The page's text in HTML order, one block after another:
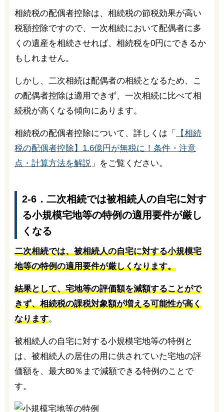
相続税の配偶者控除は、相続税の節税効果が高い
税額控除ですので、一次相続において配偶者に多
くの遺産を相続させれば、相続税を0円にできるか
もしれません。
しかし、二次相続は配偶者の相続となるため、こ
の配偶者控除は適用できず、一次相続に比べて相
続税が高くなる傾向にあります。
相続税の配偶者控除について、詳しくは「
【相続
税の配偶者控除】1.6億円が無税に！条件・注意
点・計算方法を解説 」をご覧ください。
2-6．二次相続では被相続人の自宅に対す
る小規模宅地等の特例の適用要件が厳し
くなる
二次相続では、被相続人の自宅に対する小規模宅
地等の特例の適用要件が厳しくなります。
結果として、宅地等の評価額を減額することがで
きず、相続税の課税対象額が増える可能性が高く
なります。
被相続人の自宅に対する小規模宅地等の特例と
は、被相続人の居住の用に供されていた宅地の評
価額を、最大80％まで減額できる特例のことで
す。